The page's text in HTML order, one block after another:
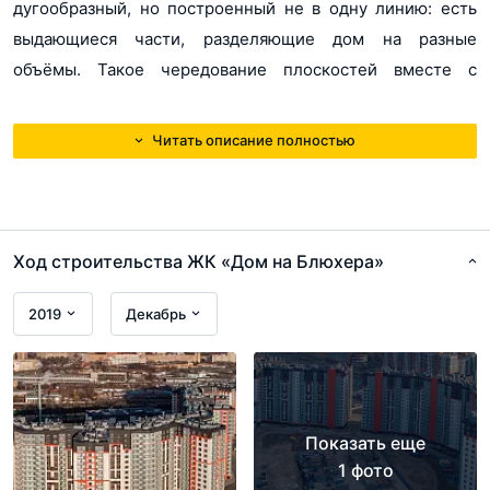
дугообразный, но построенный не в одну линию: есть
выдающиеся части, разделяющие дом на разные
объёмы. Такое чередование плоскостей вместе с
ощущение динамики и разбивает монотонность
длинного здания.
Читать описание полностью
Ход строительства ЖК «Дом на Блюхера»
2019 Декабрь
Показать еще
1 фото